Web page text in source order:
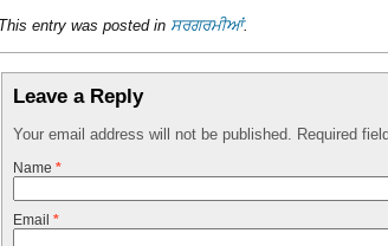
This entry was posted in ਸਰਗਰਮੀਆਂ.
Leave a Reply
Your email address will not be published. Required
Name *
Email *